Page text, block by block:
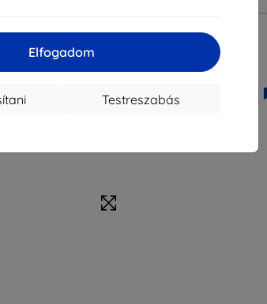
Elfogadom
Testreszabás
Márka
Gyártói cikkszám
Kijelzővédő fóliák